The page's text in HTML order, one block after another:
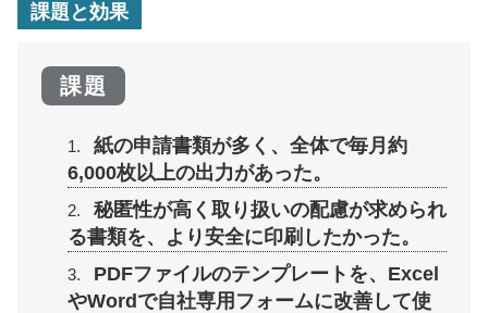
課題と効果
課題
紙の申請書類が多く、全体で毎月約
6,000枚以上の出力があった。
秘匿性が高く取り扱いの配慮が求められ
る書類を、より安全に印刷したかった。
PDFファイルのテンプレートを、Excel
やWordで自社専用フォームに改善して使